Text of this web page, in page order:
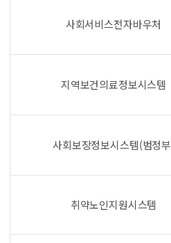
사회서비스전자바우처
지역보건의료정보시스템
사회보장정보시스템(범정
취약노인지원시스템